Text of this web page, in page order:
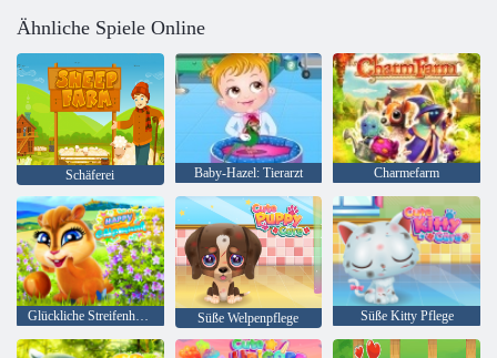
Ähnliche Spiele Online
Schäferei Baby-Hazel: Tierarzt Charmefarm
Glückliche Streifenhörnchen Süße Welpenpflege Süße Kitty Pflege